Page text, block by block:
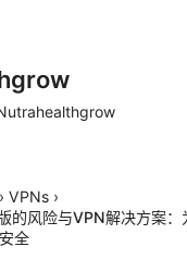
› VPNs ›
的风险与VPN解决方案
全